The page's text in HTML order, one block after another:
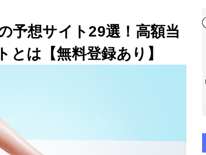
予想サイト29選！高額当
は【無料登録あり】